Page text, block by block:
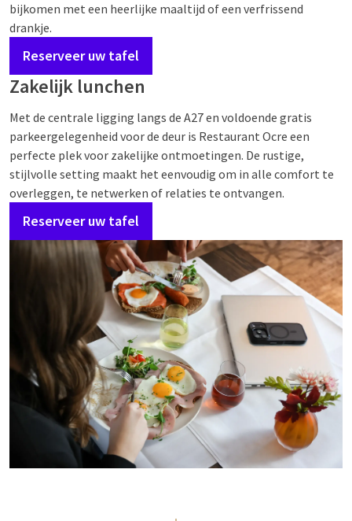
bijkomen met een heerlijke maaltijd of een verfrissend
drankje.
Reserveer uw tafel
Zakelijk lunchen
Met de centrale ligging langs de A27 en voldoende gratis
parkeergelegenheid voor de deur is Restaurant Ocre een
perfecte plek voor zakelijke ontmoetingen. De rustige,
stijlvolle setting maakt het eenvoudig om in alle comfort te
overleggen, te netwerken of relaties te ontvangen.
Reserveer uw tafel